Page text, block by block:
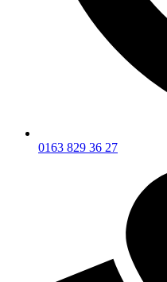
0163 829 36 27